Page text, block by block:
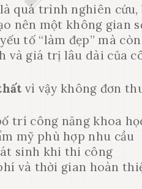
quá trình nghiên cứu,
nên một không gian
tố “làm đẹp” mà
và giá trị lâu dài của
vì vậy không đơn
trí công năng khoa
mỹ phù hợp nhu cầu
sinh khi thi công
và thời gian hoàn